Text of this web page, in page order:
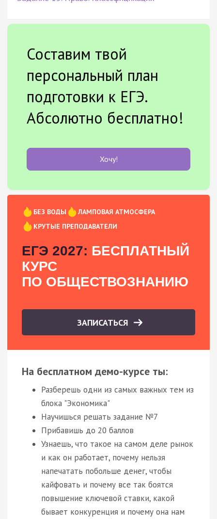
Составим твой
персональный план
подготовки к ЕГЭ.
Абсолютно бесплатно!
Хочу!
БЕЗ ВОДЫ
ЛАМПОВАЯ АТМОСФЕРА
КРУТЫЕ ПРЕПОДАВАТЕЛИ
ЕГЭ 2027: БЕСПЛАТНЫЙ
КУРС
ПО ОБЩЕСТВОЗНАНИЮ
ЗАПИСАТЬСЯ
На бесплатном демо-курсе ты:
Разберешь одни из самых важных тем из
блока "Экономика"
Научишься решать задание №7
Прибавишь до 20 баллов
Узнаешь, что такое на самом деле рынок
и как он работает, почему нельзя
напечатать побольше денег, чтобы
кайфовать и почему все так боятся
повышение ключевой ставки, какой
бывает конкуренция и почему она нам